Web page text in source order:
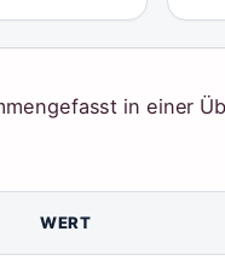
in einer
WERT